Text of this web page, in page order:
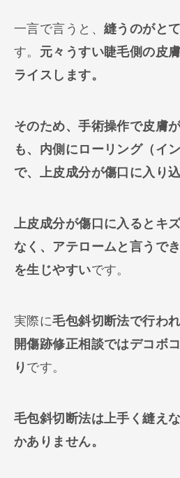
一言で言うと、 縫うのがと
す。 元々うすい睫毛側の皮
ライスします。
そのため、手術操作で皮膚
も、内側にローリング（イ
で、上皮成分が傷口に入り
上皮成分が傷口に入るとキ
なく、アテロームと言うで
を生じやすいです。
実際に毛包斜切断法で行わ
開傷跡修正相談ではデコボ
りです。
毛包斜切断法は上手く縫え
かありません。